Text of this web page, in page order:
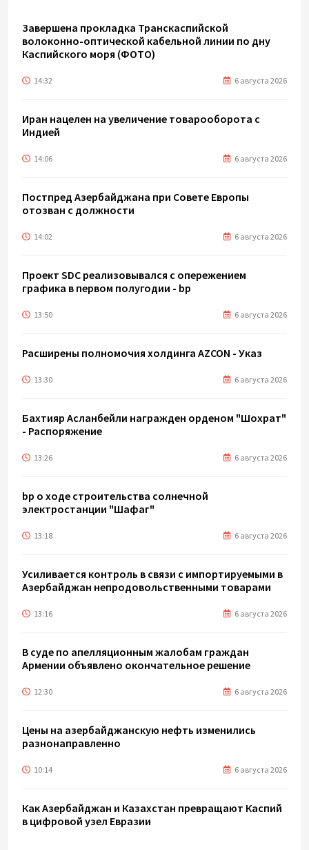
Завершена прокладка Транскаспийской
волоконно-оптической кабельной линии по дну
Каспийского моря (ФОТО)
14:32 6 августа 2026
Иран нацелен на увеличение товарооборота с
Индией
14:06 6 августа 2026
Постпред Азербайджана при Совете Европы
отозван с должности
14:02 6 августа 2026
Проект SDC реализовывался с опережением
графика в первом полугодии - bp
13:50 6 августа 2026
Расширены полномочия холдинга AZCON - Указ
13:30 6 августа 2026
Бахтияр Асланбейли награжден орденом "Шохрат"
- Распоряжение
13:26 6 августа 2026
bp о ходе строительства солнечной
электростанции "Шафаг"
13:18 6 августа 2026
Усиливается контроль в связи с импортируемыми в
Азербайджан непродовольственными товарами
13:16 6 августа 2026
В суде по апелляционным жалобам граждан
Армении объявлено окончательное решение
12:30 6 августа 2026
Цены на азербайджанскую нефть изменились
разнонаправленно
10:14 6 августа 2026
Как Азербайджан и Казахстан превращают Каспий
в цифровой узел Евразии